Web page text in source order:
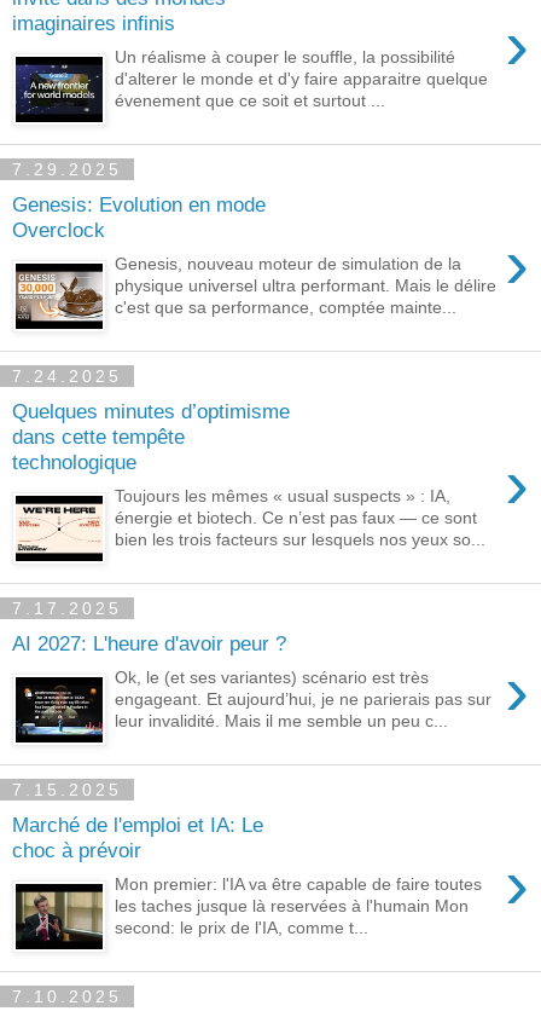
imaginaires infinis
›
Un réalisme à couper le souffle, la possibilité
d'alterer le monde et d'y faire apparaitre quelque
évenement que ce soit et surtout ...
7.29.2025
Genesis: Evolution en mode
Overclock
›
Genesis, nouveau moteur de simulation de la
physique universel ultra performant. Mais le délire
c'est que sa performance, comptée mainte...
7.24.2025
Quelques minutes d’optimisme
dans cette tempête
technologique
›
Toujours les mêmes « usual suspects » : IA,
énergie et biotech. Ce n’est pas faux — ce sont
bien les trois facteurs sur lesquels nos yeux so...
7.17.2025
AI 2027: L'heure d'avoir peur ?
›
Ok, le (et ses variantes) scénario est très
engageant. Et aujourd’hui, je ne parierais pas sur
leur invalidité. Mais il me semble un peu c...
7.15.2025
Marché de l'emploi et IA: Le
choc à prévoir
›
Mon premier: l'IA va être capable de faire toutes
les taches jusque là reservées à l'humain Mon
second: le prix de l'IA, comme t...
7.10.2025